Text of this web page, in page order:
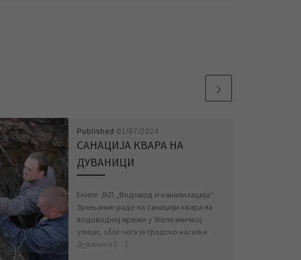
Published 01/07/2024
САНАЦИЈА КВАРА НА
ДУВАНИЦИ
Екипе ЈКП „Водовод и канализација“
Зрењанин раде на санацији квара на
водоводној мрежи у Железничкој
улици, због чега је градско насеље
Дуваника […]